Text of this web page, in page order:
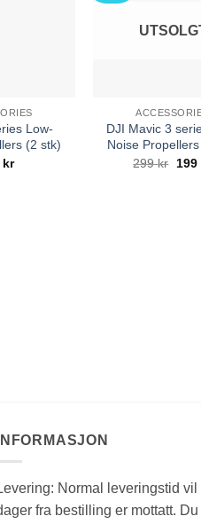
Low-
(2 stk)
kr
DJI Mavic 3
Noise
299kr 199
INFORMASJON
Normal leveringstid
fra bestilling er mottatt.